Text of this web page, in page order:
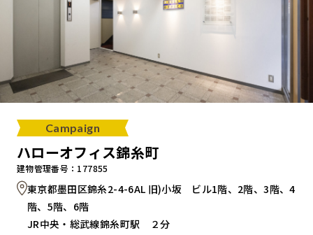
Campaign
ハローオフィス錦糸町
建物管理番号：177855
東京都墨田区錦糸2-4-6AL 旧)小坂 ビル1階、2階、3階、4
階、5階、6階
JR中央・総武線錦糸町駅 ２分